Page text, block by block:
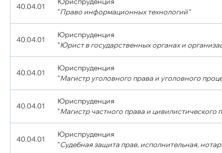
40.04.01
"Право информационных технологий"
40.04.01
Юриспруденция
"Юрист в государственных органах и
40.04.01
Юриспруденция
"Магистр уголовного права и уголовного
40.04.01
Юриспруденция
"Магистр частного права и цивилистического
40.04.01
Юриспруденция
"Судебная защита прав, исполнительная,